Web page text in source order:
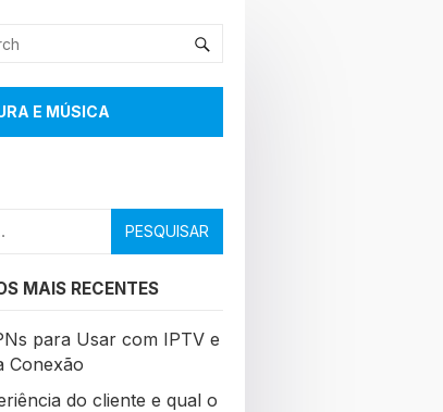
E MÚSICA
MAIS RECENTES
para Usar com IPTV e
Conexão
do cliente e qual o